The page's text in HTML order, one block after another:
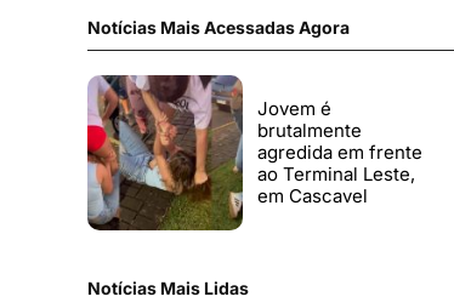
Notícias Mais Acessadas Agora
Jovem é
brutalmente
agredida em frente
ao Terminal Leste,
em Cascavel
Notícias Mais Lidas